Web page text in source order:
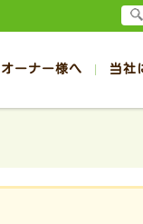
帯広の賃貸アパート
旭川の賃貸アパート
オーナー様へ 当社
ジ